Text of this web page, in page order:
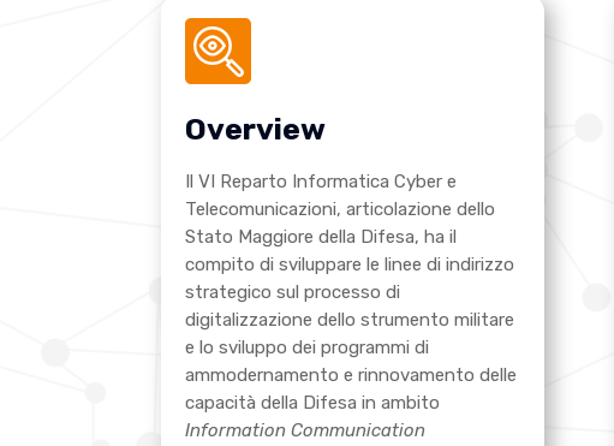
Overview
Il VI Reparto Informatica Cyber e
Telecomunicazioni, articolazione dello
Stato Maggiore della Difesa, ha il
compito di sviluppare le linee di indirizzo
strategico sul processo di
digitalizzazione dello strumento militare
e lo sviluppo dei programmi di
ammodernamento e rinnovamento delle
capacità della Difesa in ambito
Information Communication